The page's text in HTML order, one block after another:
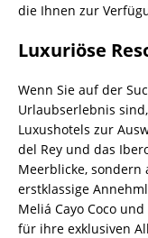
die Ihnen zur
Luxuriöse
Wenn Sie auf der
Urlaubserlebnis
Luxushotels zur
del Rey und das
Meerblicke,
erstklassige
Meliá Cayo Coco
für ihre exklusiven